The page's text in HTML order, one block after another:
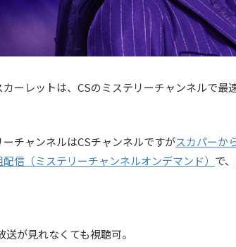
ーレットは、CSのミステリーチャンネルで最
ーチャンネルはCSチャンネルですがスカパーか
信（ミステリーチャンネルオンデマンド） で
送が見れなくても視聴可。